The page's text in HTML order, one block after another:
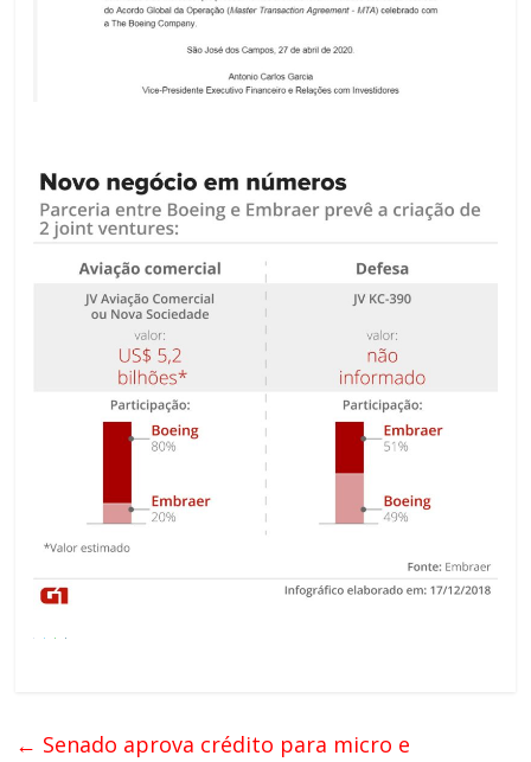
← Senado aprova crédito para micro e